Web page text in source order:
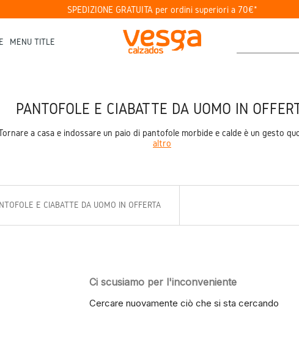
SPEDIZIONE GRATUITA per ordini superiori a 70€*
MENU TITLE
PANTOFOLE E CIABATTE DA UOMO IN
a casa e indossare un paio di pantofole morbide e calde è un gesto
altro
E CIABATTE DA UOMO IN OFFERTA
Ci scusiamo per l'inconveniente
Cercare nuovamente ciò che si sta cercando